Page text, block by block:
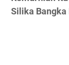
Silika